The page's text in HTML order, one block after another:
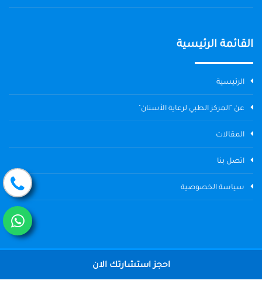
القائمة الرئيسية
الرئيسية
عن "المركز الطبي لرعاية الأسنان"
المقالات
اتصل بنا
سياسة الخصوصية
Dental Center
احجز استشارتك الان